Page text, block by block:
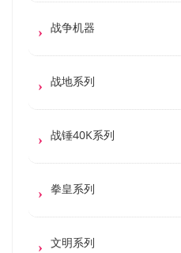
战争机器
战地系列
战锤40K系列
拳皇系列
文明系列